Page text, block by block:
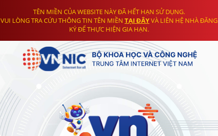
TÊN MIỀN CỦA WEBSITE NÀY ĐÃ HẾT HẠN SỬ DỤNG.
VUI LÒNG TRA CỨU THÔNG TIN TÊN MIỀN TẠI ĐÂYVÀ LIÊN HỆ NHÀ ĐĂNG
KÝ ĐỂ THỰC HIỆN GIA HẠN.